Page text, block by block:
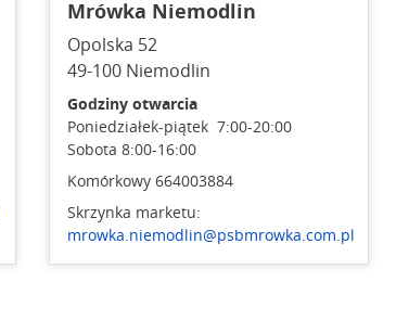
Mrówka Niemodlin
Opolska 52
49-100 Niemodlin
Godziny otwarcia
Poniedziałek-piątek 7:00-20:00
Sobota 8:00-16:00
Komórkowy 664003884
Skrzynka marketu:
mrowka.niemodlin@psbmrowka.com.pl